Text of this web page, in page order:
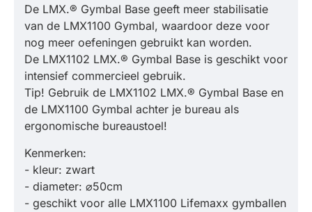
De LMX.® Gymbal Base geeft meer stabilisatie
van de LMX1100 Gymbal, waardoor deze voor
nog meer oefeningen gebruikt kan worden.
De LMX1102 LMX.® Gymbal Base is geschikt voor
intensief commercieel gebruik.
Tip! Gebruik de LMX1102 LMX.® Gymbal Base en
de LMX1100 Gymbal achter je bureau als
ergonomische bureaustoel!
Kenmerken:
- kleur: zwart
- diameter: ⌀50cm
- geschikt voor alle LMX1100 Lifemaxx gymballen